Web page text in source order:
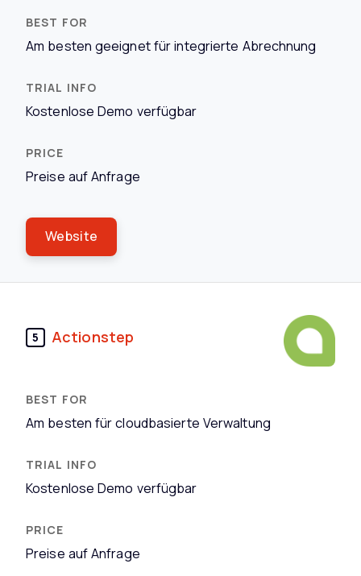
Am besten geeignet für integrierte Abrechnung
Kostenlose Demo verfügbar
Preise auf Anfrage
Website
5 Actionstep
Am besten für cloudbasierte Verwaltung
Kostenlose Demo verfügbar
Preise auf Anfrage